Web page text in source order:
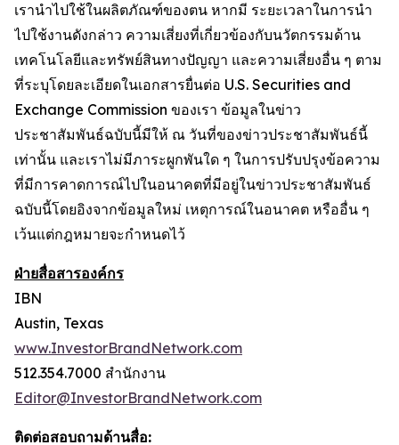
เรานำไปใช้ในผลิตภัณฑ์ของตน หากมี ระยะเวลาในการนำ
ไปใช้งานดังกล่าว ความเสี่ยงที่เกี่ยวข้องกับนวัตกรรมด้าน
เทคโนโลยีและทรัพย์สินทางปัญญา และความเสี่ยงอื่น ๆ ตาม
ที่ระบุโดยละเอียดในเอกสารยื่นต่อ U.S. Securities and
Exchange Commission ของเรา ข้อมูลในข่าว
ประชาสัมพันธ์ฉบับนี้มีให้ ณ วันที่ของข่าวประชาสัมพันธ์นี้
เท่านั้น และเราไม่มีภาระผูกพันใด ๆ ในการปรับปรุงข้อความ
ที่มีการคาดการณ์ไปในอนาคตที่มีอยู่ในข่าวประชาสัมพันธ์
ฉบับนี้โดยอิงจากข้อมูลใหม่ เหตุการณ์ในอนาคต หรืออื่น ๆ
เว้นแต่กฎหมายจะกำหนดไว้
ฝ่ายสื่อสารองค์กร
IBN
Austin, Texas
www.InvestorBrandNetwork.com
512.354.7000 สำนักงาน
Editor@InvestorBrandNetwork.com
ติดต่อสอบถามด้านสื่อ: